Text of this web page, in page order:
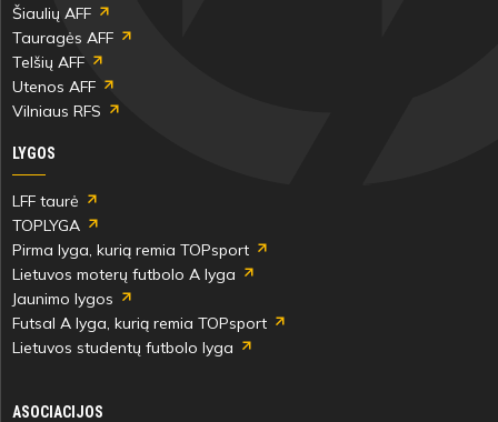
Šiaulių AFF
Tauragės AFF
Telšių AFF
Utenos AFF
Vilniaus RFS
LYGOS
LFF taurė
TOPLYGA
Pirma lyga, kurią remia TOPsport
Lietuvos moterų futbolo A lyga
Jaunimo lygos
Futsal A lyga, kurią remia TOPsport
Lietuvos studentų futbolo lyga
ASOCIACIJOS